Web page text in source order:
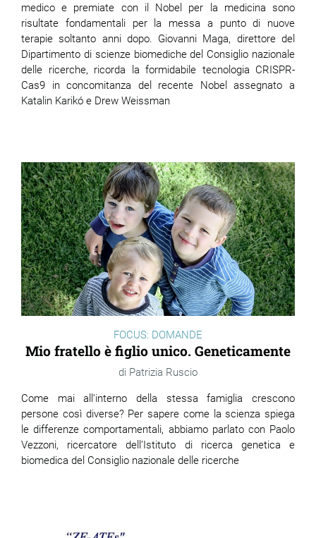
medico e premiate con il Nobel per la medicina sono
risultate fondamentali per la messa a punto di nuove
terapie soltanto anni dopo. Giovanni Maga, direttore del
Dipartimento di scienze biomediche del Consiglio nazionale
delle ricerche, ricorda la formidabile tecnologia CRISPR-
Cas9 in concomitanza del recente Nobel assegnato a
Katalin Karikó e Drew Weissman
FOCUS: DOMANDE
Mio fratello è figlio unico. Geneticamente
Patrizia Ruscio
Come mai all’interno della stessa famiglia crescono
persone così diverse? Per sapere come la scienza spiega
le differenze comportamentali, abbiamo parlato con Paolo
Vezzoni, ricercatore dell’Istituto di ricerca genetica e
biomedica del Consiglio nazionale delle ricerche